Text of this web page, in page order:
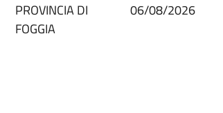
PROVINCIA DI
FOGGIA
06/08/2026